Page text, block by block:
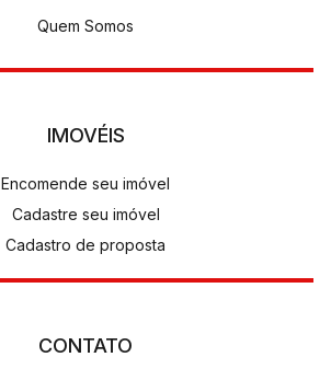
Quem Somos
IMOVÉIS
Encomende seu imóvel
Cadastre seu imóvel
Cadastro de proposta
CONTATO